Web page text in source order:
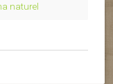
naturel